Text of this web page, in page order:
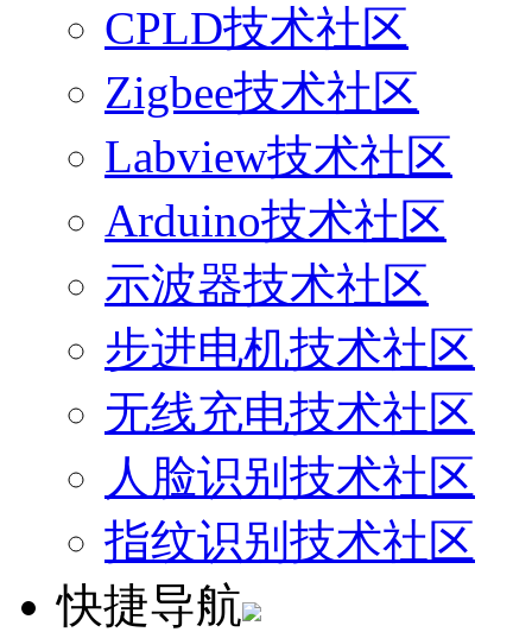
CPLD技术社区
Zigbee技术社区
Labview技术社区
Arduino技术社区
示波器技术社区
步进电机技术社区
无线充电技术社区
人脸识别技术社区
指纹识别技术社区
快捷导航